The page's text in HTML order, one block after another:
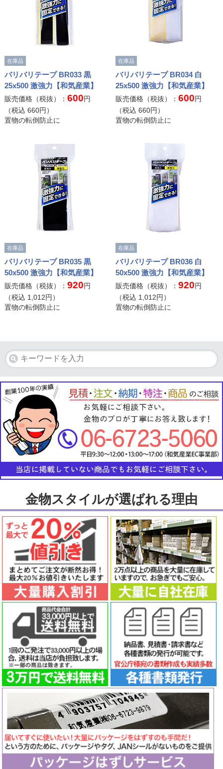
在庫品
バリバリテープ BR033 黒
25x500 激強力【和気産業】
販売価格（税抜）： 600円
（税込 660円）
置物の転倒防止に
在庫品
バリバリテープ BR034 白
25x500 激強力【和気産業】
販売価格（税抜）：600円
（税込660円）
置物の転倒防止に
在庫品
バリバリテープ BR035 黒
50x500 激強力【和気産業】
販売価格（税抜）： 920円
（税込 1,012円）
置物の転倒防止に
在庫品
バリバリテープ BR036 白
50x500 激強力【和気産業】
販売価格（税抜）：920円
（税込 1,012円）
置物の転倒防止に
金物スタイルが選ばれる理由